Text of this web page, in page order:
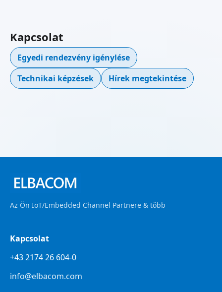
Kapcsolat
Egyedi rendezvény igénylése
Technikai képzések
Hírek megtekintése
Az Ön IoT/Embedded Channel Partnere & több
Kapcsolat
+43 2174 26 604-0
info@elbacom.com